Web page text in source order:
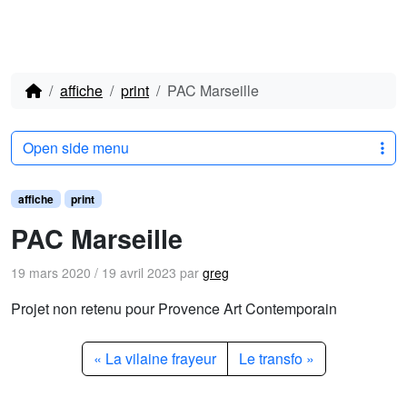
affiche print PAC Marseille
affiche print
PAC Marseille
19 mars 2020 / 19 avril 2023 par greg
Projet non retenu pour Provence Art Contemporain
La vilaine frayeur Le transfo
Open side menu